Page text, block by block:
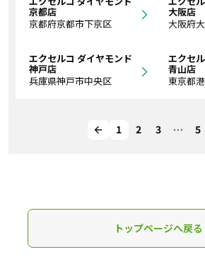
京都店
京都府京都市下京区
大阪店
大阪府
エクセルコ ダイヤモンド
神戸店
兵庫県神戸市中央区
エクセ
青山店
東京都
1 2 3 … 5
トップページへ戻る